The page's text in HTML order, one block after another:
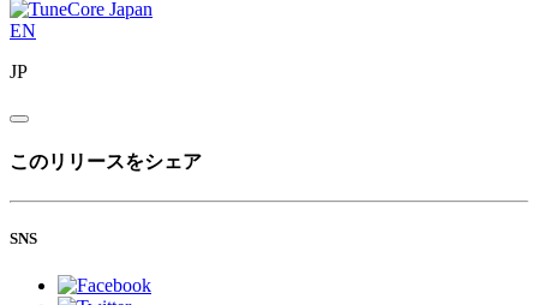
EN
JP
このリリースをシェア
SNS